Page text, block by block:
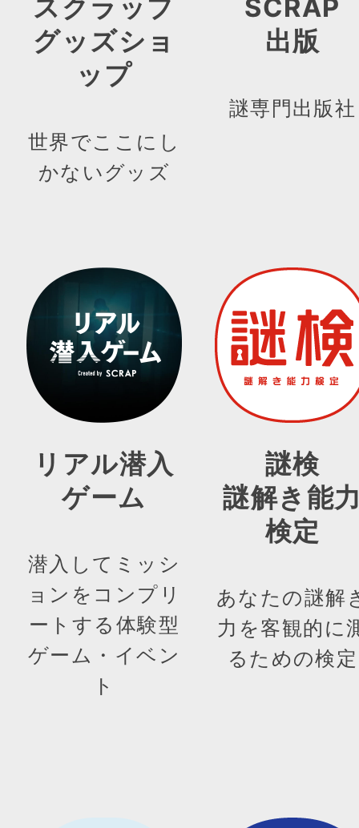
スクラップ
グッズショ
ップ
世界でここにし
かないグッズ
SCRAP
出版
謎専門出版社
リアル潜入
ゲーム
潜入してミッシ
ョンをコンプリ
ートする体験型
ゲーム・イベン
ト
謎検
謎解き能
検定
あなたの謎解
力を客観的に
るための検定